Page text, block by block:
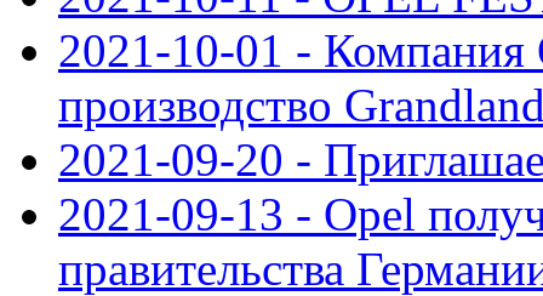
2021-10-01 - Компания
производство
2021-09-20 -
2021-09-13 - Opel
правительства